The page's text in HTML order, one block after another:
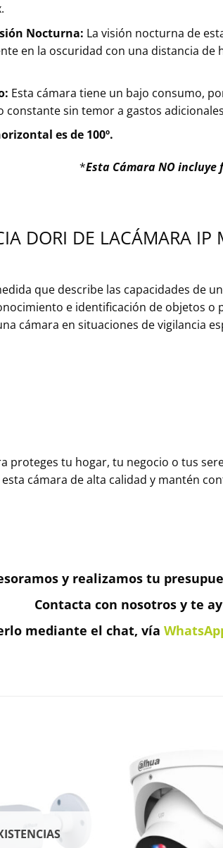
Nocturna: La visión nocturna de
en la oscuridad con una distancia de
Esta cámara tiene un bajo consumo,
sin temor a gastos
es de 100º.
*Esta Cámara NO
DORI DE LACÁMARA
que describe las capacidades
e identificación de objetos o
cámara en situaciones de vigilancia
proteges tu hogar, tu negocio o tus
cámara de alta calidad y mantén
y realizamos tu
Contacta con nosotros y te
mediante el chat, vía